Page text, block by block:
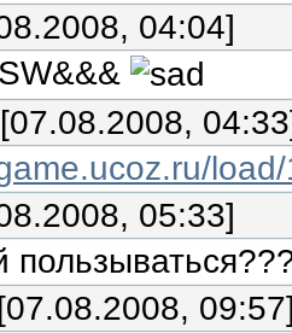
04:04]
[07.08.2008,
05:33]
[07.08.2008,